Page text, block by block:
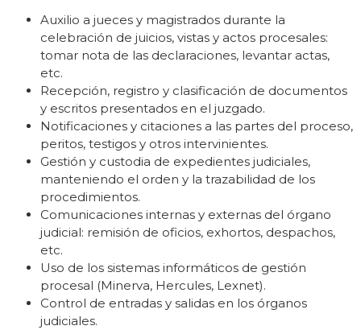
Auxilio a jueces y magistrados durante la
celebración de juicios, vistas y actos procesales:
tomar nota de las declaraciones, levantar actas,
etc.
Recepción, registro y clasificación de documentos
y escritos presentados en el juzgado.
Notificaciones y citaciones a las partes del proceso,
peritos, testigos y otros intervinientes.
Gestión y custodia de expedientes judiciales,
manteniendo el orden y la trazabilidad de los
procedimientos.
Comunicaciones internas y externas del órgano
judicial: remisión de oficios, exhortos, despachos,
etc.
Uso de los sistemas informáticos de gestión
procesal (Minerva, Hercules, Lexnet).
Control de entradas y salidas en los órganos
judiciales.